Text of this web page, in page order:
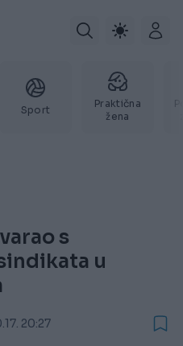
Sport
Praktična
žena
s
u
20:27